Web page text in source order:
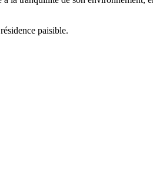
paisible.